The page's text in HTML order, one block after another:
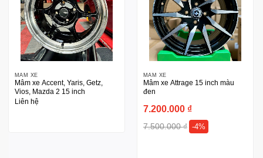
MÂM XE
Mâm xe Accent, Yaris, Getz,
Vios, Mazda 2 15 inch
Liên hệ
MÂM XE
Mâm xe Attrage 15 inch màu
đen
7.200.000 ₫
7.500.000₫ -4%